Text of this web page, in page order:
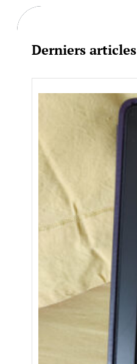
h
Derniers articles